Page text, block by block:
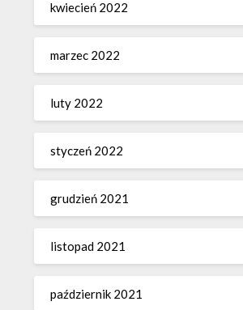
kwiecień 2022
marzec 2022
luty 2022
styczeń 2022
grudzień 2021
listopad 2021
październik 2021